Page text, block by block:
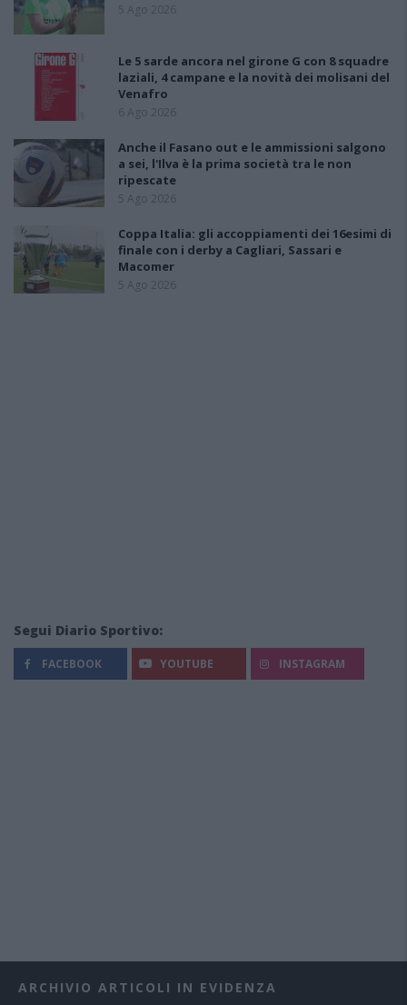
5 Ago 2026
Le 5 sarde ancora nel girone G con 8 squadre
laziali, 4 campane e la novità dei molisani del
Venafro
6 Ago 2026
Anche il Fasano out e le ammissioni salgono
a sei, l'Ilva è la prima società tra le non
ripescate
5 Ago 2026
Coppa Italia: gli accoppiamenti dei 16esimi di
finale con i derby a Cagliari, Sassari e
Macomer
5 Ago 2026
Segui Diario Sportivo:
FACEBOOK YOUTUBE INSTAGRAM
ARCHIVIO ARTICOLI IN EVIDENZA